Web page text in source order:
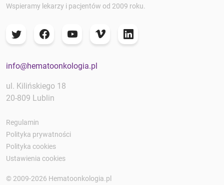
Wspieramy lekarzy i pacjentów od 2009 roku.
info@hematoonkologia.pl
ul. Kilińskiego 18
20-809 Lublin
Regulamin
Polityka prywatności
Polityka cookies
Ustawienia cookies
© 2009-2026 Hematoonkologia.pl